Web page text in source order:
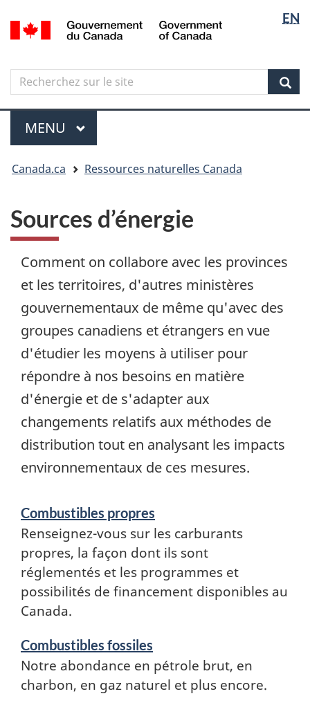
Aller
au
principal
Skip
to
government"
Passer
à
version
simplifiée
langue
EN
Canada
Search
Recherchez
sur
le
site
Menu
MENU PRINCIPAL
êtes
Canada.ca Ressources naturelles Canada
Sources d’énergie
Comment on collabore avec les provinces
et les territoires, d'autres ministères
gouvernementaux de même qu'avec des
groupes canadiens et étrangers en vue
d'étudier les moyens à utiliser pour
répondre à nos besoins en matière
d'énergie et de s'adapter aux
changements relatifs aux méthodes de
distribution tout en analysant les impacts
environnementaux de ces mesures.
Services
et
renseignements
Combustibles propres
Renseignez-vous sur les carburants
propres, la façon dont ils sont
réglementés et les programmes et
possibilités de financement disponibles au
Canada.
Combustibles fossiles
Notre abondance en pétrole brut, en
charbon, en gaz naturel et plus encore.